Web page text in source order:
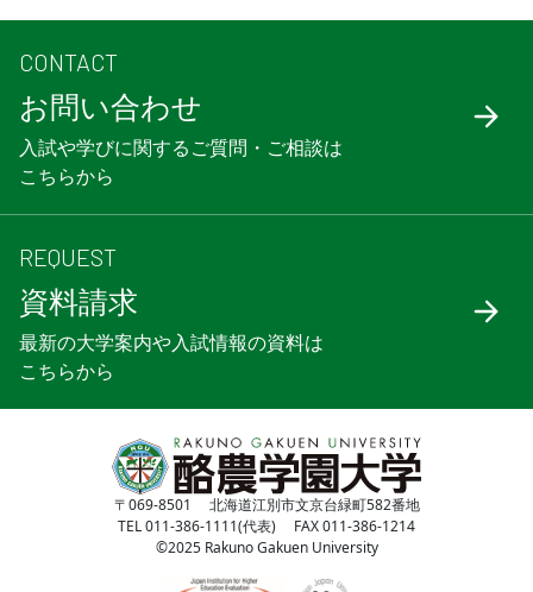
CONTACT
お問い合わせ
入試や学びに関するご質問・ご相談は
こちらから
REQUEST
資料請求
最新の大学案内や入試情報の資料は
こちらから
〒069-8501 北海道江別市文京台緑町582番地
TEL 011-386-1111(代表) FAX 011-386-1214
©2025 Rakuno Gakuen University